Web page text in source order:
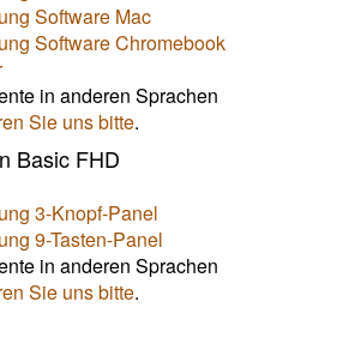
Software Mac
Software Chromebook
in anderen Sprachen
Sie uns bitte.
Basic FHD
3-Knopf-Panel
9-Tasten-Panel
in anderen Sprachen
Sie uns bitte.